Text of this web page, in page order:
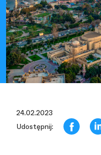
24.02.2023
Udostępnij: